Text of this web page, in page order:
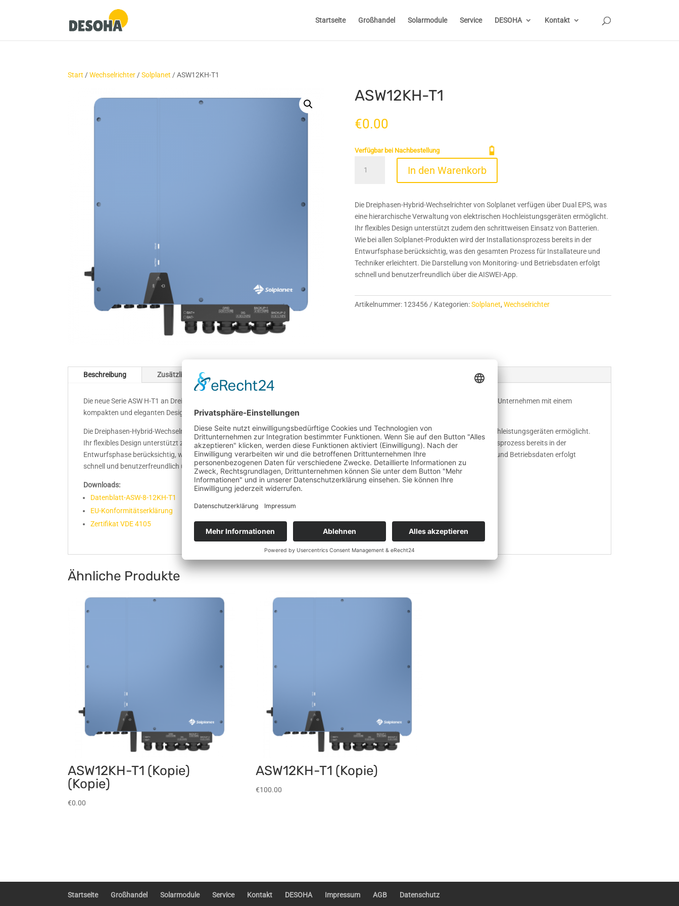
Startseite Großhandel Solarmodule Service DESOHA Kontakt
Start /Wechselrichter /Solplanet / ASW12KH-T1
ASW12KH-T1
€0.00
Verfügbar bei Nachbestellung
In den Warenkorb
Die Dreiphasen-Hybrid-Wechselrichter von Solplanet verfügen über Dual EPS, was
eine hierarchische Verwaltung von elektrischen Hochleistungsgeräten ermöglicht.
Ihr flexibles Design unterstützt zudem den schrittweisen Einsatz von Batterien.
Wie bei allen Solplanet-Produkten wird der Installationsprozess bereits in der
Entwurfsphase berücksichtig, was den gesamten Prozess für Installateure und
Techniker erleichtert. Die Darstellung von Monitoring- und Betriebsdaten erfolgt
schnell und benutzerfreundlich über die AISWEI-App.
Artikelnummer: 123456 Kategorien:Solplanet, Wechselrichter
Beschreibung Zusätzliche Informationen
Die neue Serie ASW H-T1 an Dreiphasen-Hybrid-Wechselrichtern – eine zuverlässige Lösung für Installationen zu Hause und in kleinen Unternehmen mit einem
kompakten und eleganten Design.
Die Dreiphasen-Hybrid-Wechselrichter von Solplanet verfügen über Dual EPS, was eine hierarchische Verwaltung von elektrischen Hochleistungsgeräten ermöglicht.
Ihr flexibles Design unterstützt zudem den schrittweisen Einsatz von Batterien. Wie bei allen Solplanet-Produkten wird der Installationsprozess bereits in der
Entwurfsphase berücksichtig, was den gesamten Prozess für Installateure und Techniker erleichtert. Die Darstellung von Monitoring- und Betriebsdaten erfolgt
schnell und benutzerfreundlich über die AISWEI-App.
Downloads:
Datenblatt-ASW-8-12KH-T1
EU-Konformitätserklärung
Zertifikat VDE 4105
Ähnliche Produkte
ASW12KH-T1 (Kopie)
(Kopie)
€0.00
ASW12KH-T1 (Kopie)
€100.00
Startseite Großhandel Solarmodule Service Kontakt DESOHA Impressum AGB Datenschutz